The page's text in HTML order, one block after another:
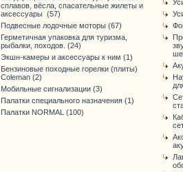
сплавов, вёсла, спасательные жилеты и
аксессуары (57)
Подвесные лодочные моторы (67)
Герметичная упаковка для туризма,
рыбалки, походов. (24)
Экшн-камеры и аксессуары к ним (1)
Бензиновые походные горелки (плиты)
Coleman (2)
Мобильные сигнализации (3)
Палатки специального назначения (1)
Палатки NORMAL (100)